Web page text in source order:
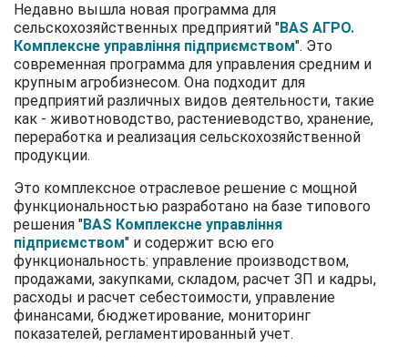
Недавно вышла новая программа для
сельскохозяйственных предприятий "BAS АГРО.
Комплексне управління підприємством". Это
современная программа для управления средним и
крупным агробизнесом. Она подходит для
предприятий различных видов деятельности, такие
как - животноводство, растениеводство, хранение,
переработка и реализация сельскохозяйственной
продукции.
Это комплексное отраслевое решение с мощной
функциональностью разработано на базе типового
решения "BAS Комплексне управління
підприємством" и содержит всю его
функциональность: управление производством,
продажами, закупками, складом, расчет ЗП и кадры,
расходы и расчет себестоимости, управление
финансами, бюджетирование, мониторинг
показателей, регламентированный учет.